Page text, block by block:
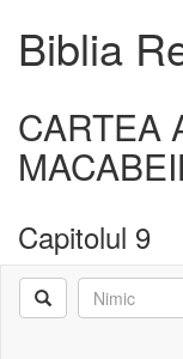
Biblia
CARTEA
Capitolul 9
Nimic